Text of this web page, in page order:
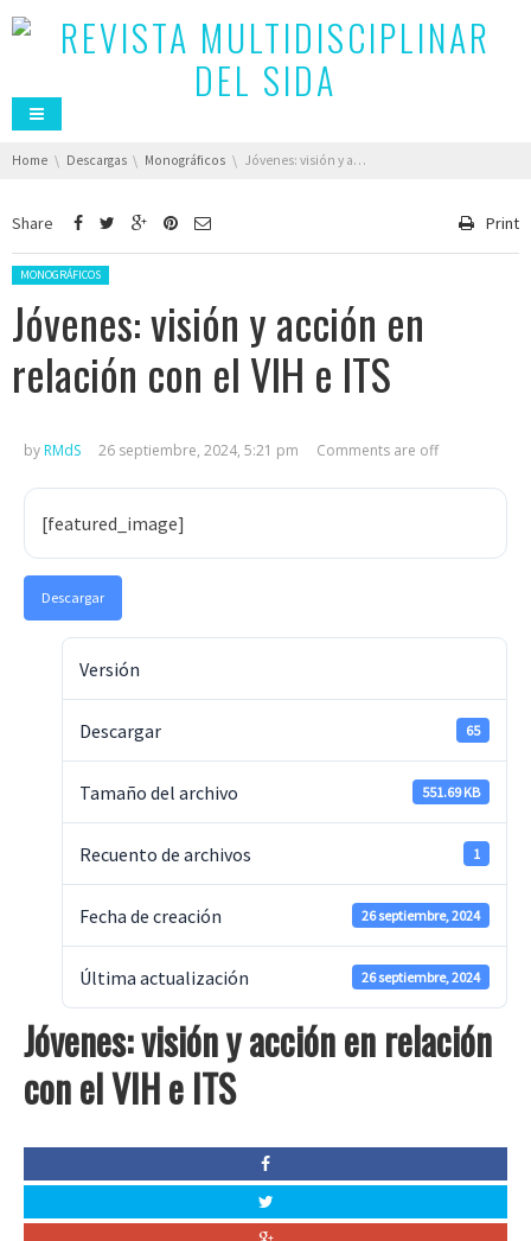
You are here:
Home Descargas Monográficos Jóvenes: visión y acción en relación con el VIH e ITS
Share Print
Posted in:
MONOGRÁFICOS
Jóvenes: visión y acción en
relación con el VIH e ITS
by RMdS 26 septiembre, 2024, 5:21 pm Comments are off
[featured_image]
Descargar
Versión
Descargar 65
Tamaño del archivo 551.69 KB
Recuento de archivos 1
Fecha de creación 26 septiembre, 2024
Última actualización 26 septiembre, 2024
Jóvenes: visión y acción en relación
con el VIH e ITS